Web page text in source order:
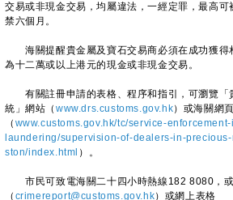
交易或非現金交易，均屬違法，一經定罪，最高可
禁六個月。
海關提醒貴金屬及寶石交易商必須在成功獲得
為十二萬或以上港元的現金或非現金交易。
有關註冊申請的表格、程序和指引，可瀏覽「
統」網站（ www.drs.customs.gov.hk）或海關網頁
（ www.customs.gov.hk/tc/service-
laundering/supervision-of-dealers-in-
ston/index.html ）。
市民可致電海關二十四小時熱線182 8080，或
（ crimereport@customs.gov.hk）或網上表格